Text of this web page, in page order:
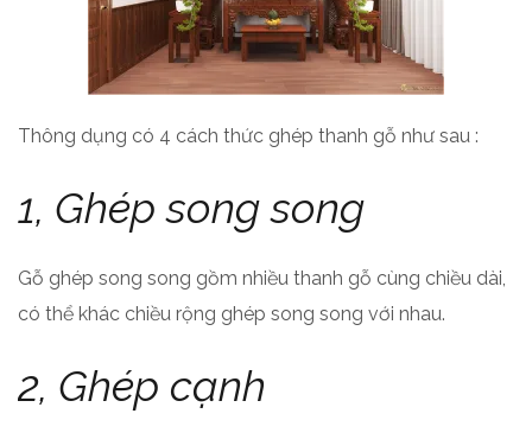
Thông dụng có 4 cách thức ghép thanh gỗ như sau :
1, Ghép song song
Gỗ ghép song song gồm nhiều thanh gỗ cùng chiều dài,
có thể khác chiều rộng ghép song song với nhau.
2, Ghép cạnh